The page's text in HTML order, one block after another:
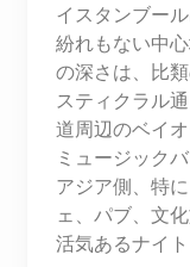
イスタンブー
紛れもない中
の深さは、比
スティクラル
道周辺のベイ
ミュージック
アジア側、特
ェ、パブ、文
活気あるナイ